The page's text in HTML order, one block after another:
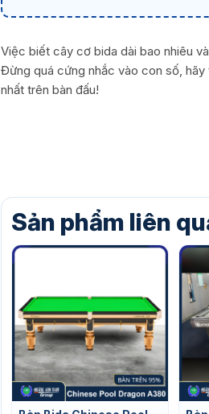
Việc biết cây cơ bida dài bao nhiêu
Đừng quá cứng nhắc vào con số, hãy
nhất trên bàn đấu!
Sản phẩm liên